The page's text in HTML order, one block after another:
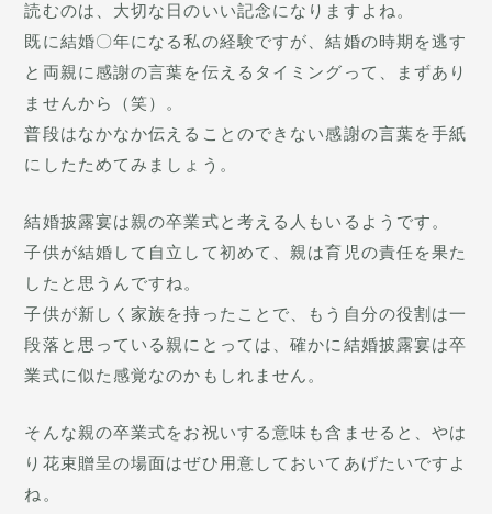
読むのは、大切な日のいい記念になりますよね。
既に結婚〇年になる私の経験ですが、結婚の時期を逃す
と両親に感謝の言葉を伝えるタイミングって、まずあり
ませんから（笑）。
普段はなかなか伝えることのできない感謝の言葉を手紙
にしたためてみましょう。
結婚披露宴は親の卒業式と考える人もいるようです。
子供が結婚して自立して初めて、親は育児の責任を果た
したと思うんですね。
子供が新しく家族を持ったことで、もう自分の役割は一
段落と思っている親にとっては、確かに結婚披露宴は卒
業式に似た感覚なのかもしれません。
そんな親の卒業式をお祝いする意味も含ませると、やは
り花束贈呈の場面はぜひ用意しておいてあげたいですよ
ね。